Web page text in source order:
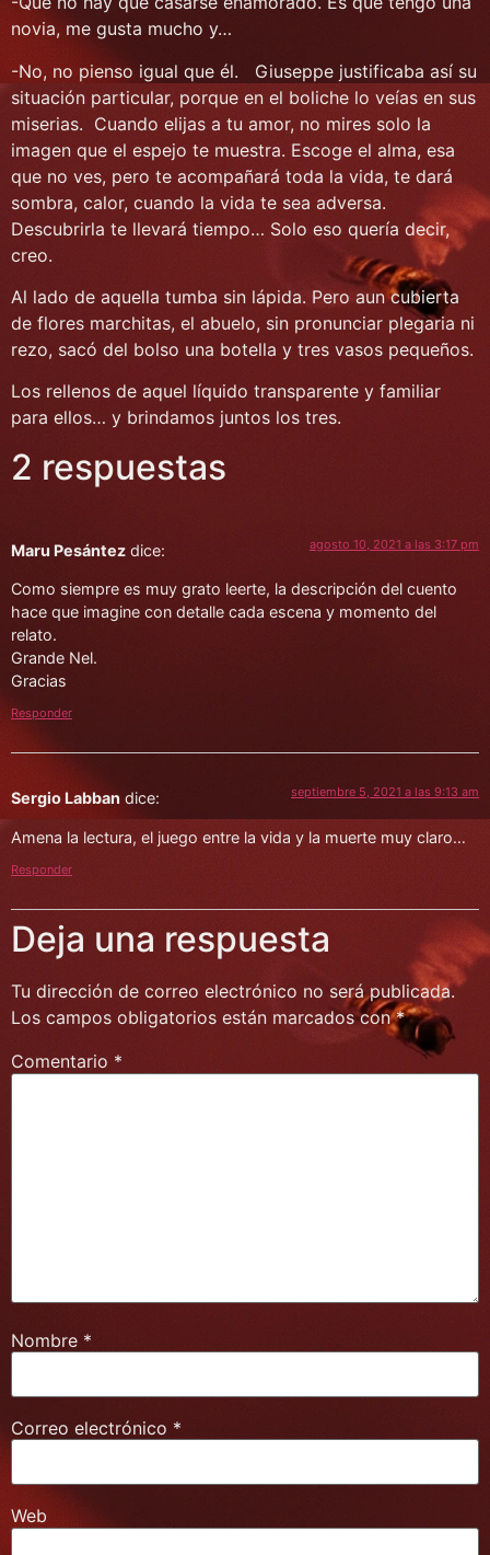
novia, me gusta mucho y…
-No, no pienso igual que él. Giuseppe justificaba así su
situación particular, porque en el boliche lo veías en sus
miserias. Cuando elijas a tu amor, no mires solo la
imagen que el espejo te muestra. Escoge el alma, esa
que no ves, pero te acompañará toda la vida, te dará
sombra, calor, cuando la vida te sea adversa.
Descubrirla te llevará tiempo… Solo eso quería decir,
creo.
Al lado de aquella tumba sin lápida. Pero aun cubierta
de flores marchitas, el abuelo, sin pronunciar plegaria ni
rezo, sacó del bolso una botella y tres vasos pequeños.
Los rellenos de aquel líquido transparente y familiar
para ellos… y brindamos juntos los tres.
2 respuestas
Maru Pesántez dice: agosto 10, 2021 a las 3:17 pm
Como siempre es muy grato leerte, la descripción del cuento
hace que imagine con detalle cada escena y momento del
relato.
Grande Nel.
Gracias
Responder
Sergio Labban dice: septiembre 5, 2021 a las 9:13 am
Amena la lectura, el juego entre la vida y la muerte muy claro…
Responder
Deja una respuesta
Tu dirección de correo electrónico no será publicada.
Los campos obligatorios están marcados con*
Comentario *
Nombre *
Correo electrónico *
Web